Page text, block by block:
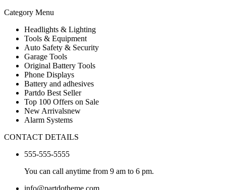
Category Menu
Headlights & Lighting
Tools & Equipment
Auto Safety & Security
Garage Tools
Original Battery Tools
Phone Displays
Battery and adhesives
Partdo Best Seller
Top 100 Offers on Sale
New Arrivalsnew
Alarm Systems
CONTACT DETAILS
555-555-5555
You can call anytime from 9 am to 6 pm.
info@partdotheme.com